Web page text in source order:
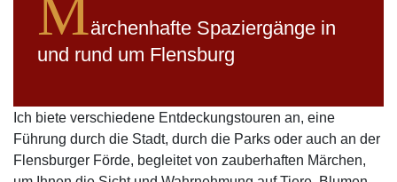
Märchenhafte Spaziergänge in
und rund um Flensburg
Ich biete verschiedene Entdeckungstouren an, eine
Führung durch die Stadt, durch die Parks oder auch an der
Flensburger Förde, begleitet von zauberhaften Märchen,